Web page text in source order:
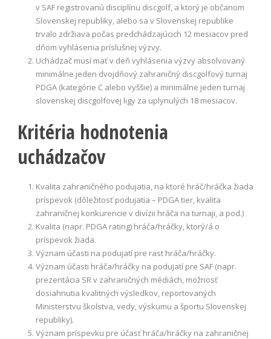
v SAF registrovanú disciplínu discgolf, a ktorý je občanom
Slovenskej republiky, alebo sa v Slovenskej republike
trvalo zdržiava počas predchádzajúcich 12 mesiacov pred
dňom vyhlásenia príslušnej výzvy.
Uchádzač musí mať v deň vyhlásenia výzvy absolvovaný
minimálne jeden dvojdňový zahraničný discgolfový turnaj
PDGA (kategórie C alebo vyššie) a minimálne jeden turnaj
slovenskej discgolfovej ligy za uplynulých 18 mesiacov.
Kritéria hodnotenia
uchádzačov
Kvalita zahraničného podujatia, na ktoré hráč/hráčka žiada
príspevok (dôležitosť podujatia – PDGA tier, kvalita
zahraničnej konkurencie v divízii hráča na turnaji, a pod.)
Kvalita (napr. PDGA rating) hráča/hráčky, ktorý/á o
príspevok žiada.
Význam účasti na podujatí pre rast hráča/hráčky.
Význam účasti hráča/hráčky na podujatí pre SAF (napr.
prezentácia SR v zahraničných médiách, možnosť
dosiahnutia kvalitných výsledkov, reportovaných
Ministerstvu školstva, vedy, výskumu a športu Slovenskej
republiky).
Význam príspevku pre účasť hráča/hráčky na zahraničnej